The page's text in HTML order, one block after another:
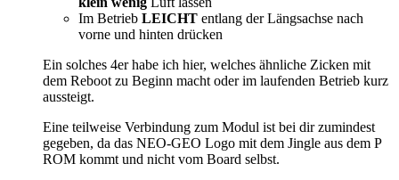
Im Betrieb LEICHT entlang der Längsachse nach
vorne und hinten drücken
Ein solches 4er habe ich hier, welches ähnliche Zicken mit
dem Reboot zu Beginn macht oder im laufenden Betrieb kurz
aussteigt.
Eine teilweise Verbindung zum Modul ist bei dir zumindest
gegeben, da das NEO-GEO Logo mit dem Jingle aus dem P
ROM kommt und nicht vom Board selbst.